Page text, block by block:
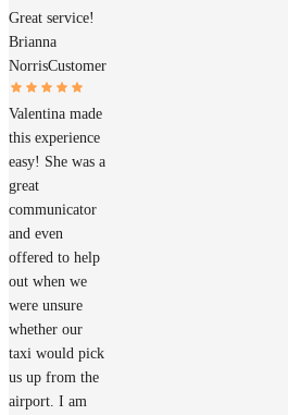
Great service!
Brianna
NorrisCustomer
Valentina made
this experience
easy! She was a
great
communicator
and even
offered to help
out when we
were unsure
whether our
taxi would pick
us up from the
airport. I am